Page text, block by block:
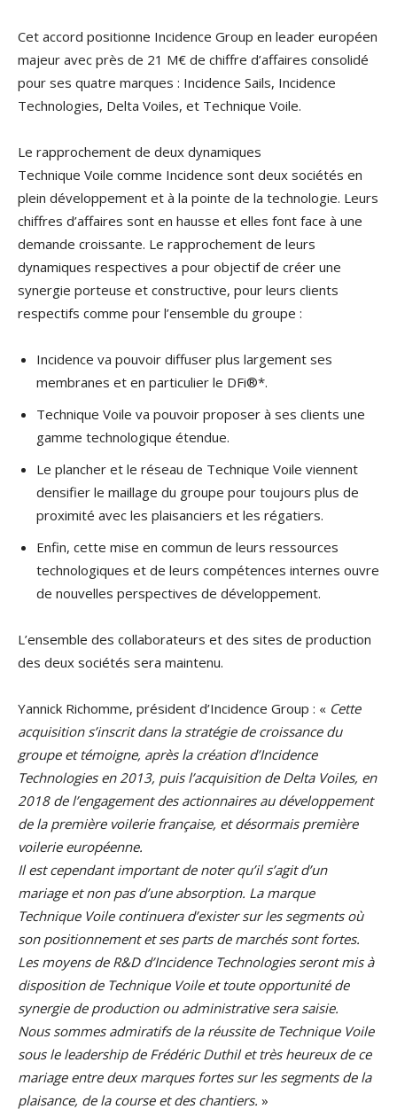
Cet accord positionne Incidence Group en leader européen
majeur avec près de 21 M€ de chiffre d’affaires consolidé
pour ses quatre marques : Incidence Sails, Incidence
Technologies, Delta Voiles, et Technique Voile.
Le rapprochement de deux dynamiques
Technique Voile comme Incidence sont deux sociétés en
plein développement et à la pointe de la technologie. Leurs
chiffres d’affaires sont en hausse et elles font face à une
demande croissante. Le rapprochement de leurs
dynamiques respectives a pour objectif de créer une
synergie porteuse et constructive, pour leurs clients
respectifs comme pour l’ensemble du groupe :
Incidence va pouvoir diffuser plus largement ses
membranes et en particulier le DFi®*.
Technique Voile va pouvoir proposer à ses clients une
gamme technologique étendue.
Le plancher et le réseau de Technique Voile viennent
densifier le maillage du groupe pour toujours plus de
proximité avec les plaisanciers et les régatiers.
Enfin, cette mise en commun de leurs ressources
technologiques et de leurs compétences internes ouvre
de nouvelles perspectives de développement.
L’ensemble des collaborateurs et des sites de production
des deux sociétés sera maintenu.
Yannick Richomme, président d’Incidence Group : « Cette
acquisition s’inscrit dans la stratégie de croissance du
groupe et témoigne, après la création d’Incidence
Technologies en 2013, puis l’acquisition de Delta Voiles, en
2018 de l’engagement des actionnaires au développement
de la première voilerie française, et désormais première
voilerie européenne.
Il est cependant important de noter qu’il s’agit d’un
mariage et non pas d’une absorption. La marque
Technique Voile continuera d’exister sur les segments où
son positionnement et ses parts de marchés sont fortes.
Les moyens de R&D d’Incidence Technologies seront mis à
disposition de Technique Voile et toute opportunité de
synergie de production ou administrative sera saisie.
Nous sommes admiratifs de la réussite de Technique Voile
sous le leadership de Frédéric Duthil et très heureux de ce
mariage entre deux marques fortes sur les segments de la
plaisance, de la course et des chantiers. »